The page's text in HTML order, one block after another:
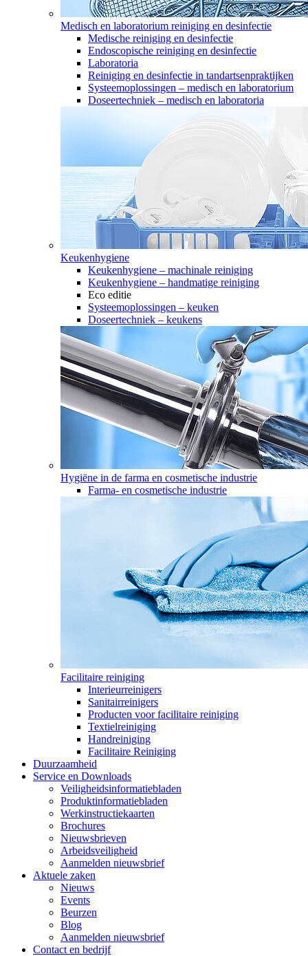
Medisch en laboratorium reiniging en desinfectie
Medische reiniging en desinfectie
Endoscopische reiniging en desinfectie
Laboratoria
Reiniging en desinfectie in tandartsenpraktijken
Systeemoplossingen – medisch en laboratorium
Doseertechniek – medisch en laboratoria
Keukenhygiene
Keukenhygiene – machinale reiniging
Keukenhygiene – handmatige reiniging
Eco editie
Systeemoplossingen – keuken
Doseertechniek – keukens
Hygiëne in de farma en cosmetische industrie
Farma- en cosmetische industrie
Facilitaire reiniging
Interieurreinigers
Sanitairreinigers
Producten voor facilitaire reiniging
Textielreiniging
Handreiniging
Facilitaire Reiniging
Duurzaamheid
Service en Downloads
Veiligheidsinformatiebladen
Produktinformatiebladen
Werkinstructiekaarten
Brochures
Nieuwsbrieven
Arbeidsveiligheid
Aanmelden nieuwsbrief
Aktuele zaken
Nieuws
Events
Beurzen
Blog
Aanmelden nieuwsbrief
Contact en bedrijf